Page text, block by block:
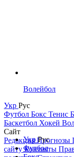
Волейбол
Укр Рус
Футбол Бокс Тенис
Баскетбол Хокей
Сайт
РедакцияПрогнозы
сайтуКонтакты
УкрРус
Футбол